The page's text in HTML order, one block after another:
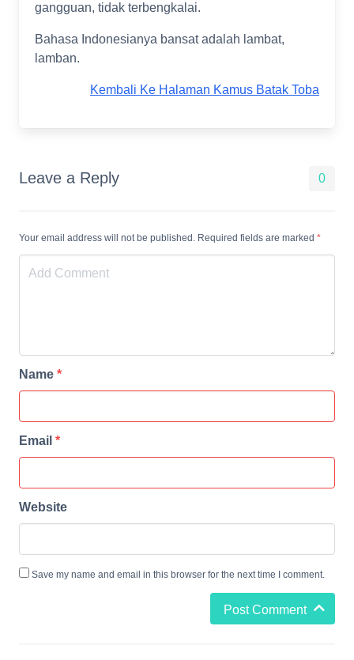
gangguan, tidak terbengkalai.
Bahasa Indonesianya bansat adalah lambat,
lamban.
Kembali Ke Halaman Kamus Batak Toba
Leave a Reply 0
Your email address will not be published. Required fields are marked *
Name *
Email *
Website
Save my name and email in this browser for the next time I comment.
Post Comment